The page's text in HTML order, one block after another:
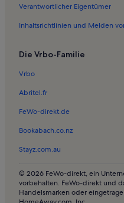
Verantwortlicher Eigentümer
Inhaltsrichtlinien und Melden
Die Vrbo-Familie
Vrbo
Abritel.fr
FeWo-direkt.de
Bookabach.co.nz
Stayz.com.au
© 2026 FeWo-direkt, ein
vorbehalten. FeWo-direkt und
Handelsmarken oder